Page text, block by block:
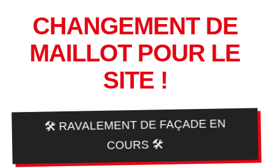
CHANGEMENT DE
MAILLOT POUR LE
SITE !
🛠️ RAVALEMENT DE FAÇADE EN
COURS 🛠️